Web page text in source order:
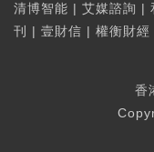
清博智能 | 艾媒諮詢 |
刊
| 壹財信 | 權衡財經
香